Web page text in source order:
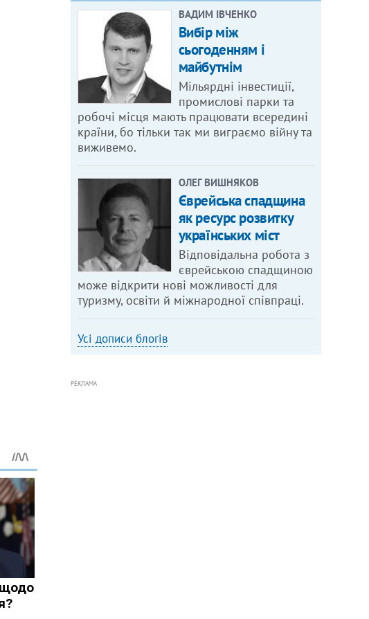
ВАДИМ ІВЧЕНКО
Вибір між
сьогоденням і
майбутнім
Мільярдні інвестиції,
промислові парки та
робочі місця мають працювати всередині
країни, бо тільки так ми виграємо війну та
виживемо.
ОЛЕГ ВИШНЯКОВ
Єврейська спадщина
як ресурс розвитку
українських міст
Відповідальна робота з
єврейською спадщиною
може відкрити нові можливості для
туризму, освіти й міжнародної співпраці.
Усі дописи блогів
РЕКЛАМА